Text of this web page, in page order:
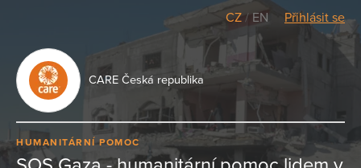
CZ / EN Přihlásit se
CARE Česká republika
HUMANITÁRNÍ POMOC